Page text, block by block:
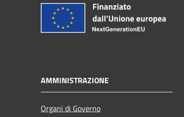
AMMINISTRAZIONE
Organi di Governo